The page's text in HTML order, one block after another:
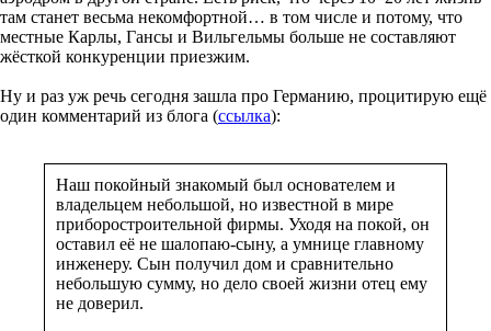
там станет весьма некомфортной… в том числе и потому, что
местные Карлы, Гансы и Вильгельмы больше не составляют
жёсткой конкуренции приезжим.
Ну и раз уж речь сегодня зашла про Германию, процитирую ещё
один комментарий из блога (ссылка):
Наш покойный знакомый был основателем и
владельцем небольшой, но известной в мире
приборостроительной фирмы. Уходя на покой, он
оставил её не шалопаю-сыну, а умнице главному
инженеру. Сын получил дом и сравнительно
небольшую сумму, но дело своей жизни отец ему
не доверил.